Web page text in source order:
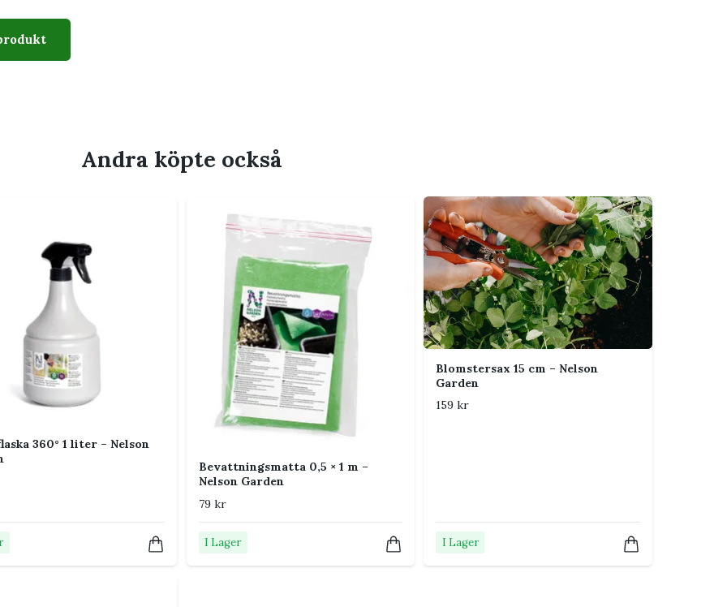
längre frånvaro behöver den rymma
vid växtvården. Fler hjälpmedel finns
genom kapillärkraft.
Andra köpte också
360° 1 liter – Nelson
Bevattningsmatta 0,5 × 1 m –
Nelson Garden
79 kr
I Lager
Blomstersax 15 cm – Nelson
Garden
159 kr
I Lager